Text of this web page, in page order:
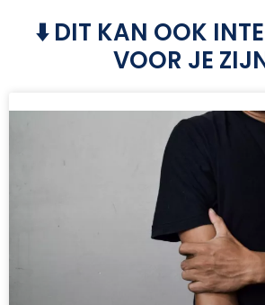
⬇️ DIT KAN OOK
VOOR JE